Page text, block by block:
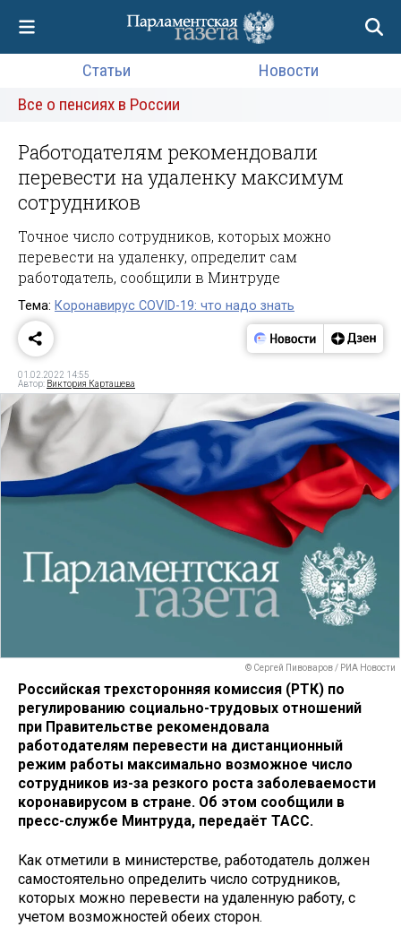
Статьи
Новости
Все о пенсиях в России
Работодателям рекомендовали
перевести на удаленку максимум
сотрудников
Точное число сотрудников, которых можно
перевести на удаленку, определит сам
работодатель, сообщили в Минтруде
Тема: Коронавирус COVID-19: что надо знать
01.02.2022 14:55
Автор: Виктория Карташева
© Сергей Пивоваров / РИА Новости
Российская трехсторонняя комиссия (РТК) по
регулированию социально-трудовых отношений
при Правительстве рекомендовала
работодателям перевести на дистанционный
режим работы максимально возможное число
сотрудников из-за резкого роста заболеваемости
коронавирусом в стране. Об этом сообщили в
пресс-службе Минтруда, передаёт ТАСС.
Как отметили в министерстве, работодатель должен
самостоятельно определить число сотрудников,
которых можно перевести на удаленную работу, с
учетом возможностей обеих сторон.